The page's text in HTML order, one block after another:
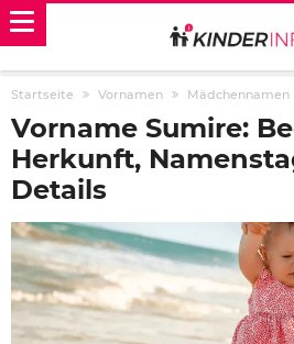
Startseite Vornamen Mädchennamen
Vorname Sumire:
Herkunft,
Details